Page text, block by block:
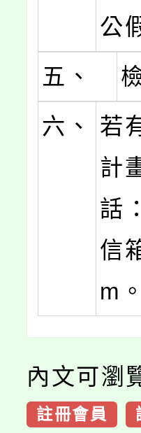
公
五、
六、
若
計
話
信
m。
內文可瀏
註冊會員